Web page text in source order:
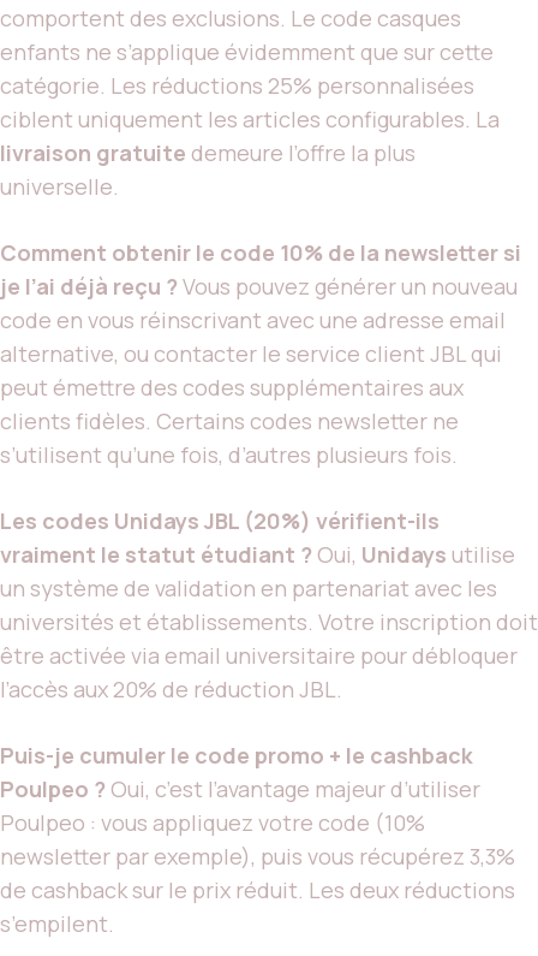
comportent des exclusions. Le code casques
enfants ne s’applique évidemment que sur cette
catégorie. Les réductions 25% personnalisées
ciblent uniquement les articles configurables. La
livraison gratuite demeure l’offre la plus
universelle.
Comment obtenir le code 10% de la newsletter si
je l’ai déjà reçu ? Vous pouvez générer un nouveau
code en vous réinscrivant avec une adresse email
alternative, ou contacter le service client JBL qui
peut émettre des codes supplémentaires aux
clients fidèles. Certains codes newsletter ne
s’utilisent qu’une fois, d’autres plusieurs fois.
Les codes Unidays JBL (20%) vérifient-ils
vraiment le statut étudiant ? Oui, Unidays utilise
un système de validation en partenariat avec les
universités et établissements. Votre inscription doit
être activée via email universitaire pour débloquer
l’accès aux 20% de réduction JBL.
Puis-je cumuler le code promo + le cashback
Poulpeo ? Oui, c’est l’avantage majeur d’utiliser
Poulpeo : vous appliquez votre code (10%
newsletter par exemple), puis vous récupérez 3,3%
de cashback sur le prix réduit. Les deux réductions
s’empilent.